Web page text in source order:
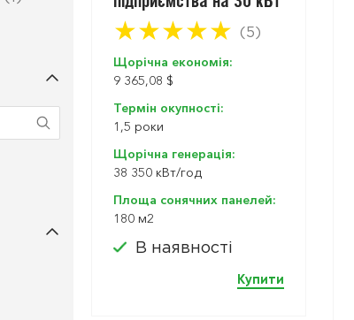
★★★★★ (5)
Щорічна економія:
9 365,08 $
Термін окупності:
1,5 роки
Щорічна генерація:
38 350 кBт/год
Площа сонячних панелей:
180 м2
В наявності
Купити